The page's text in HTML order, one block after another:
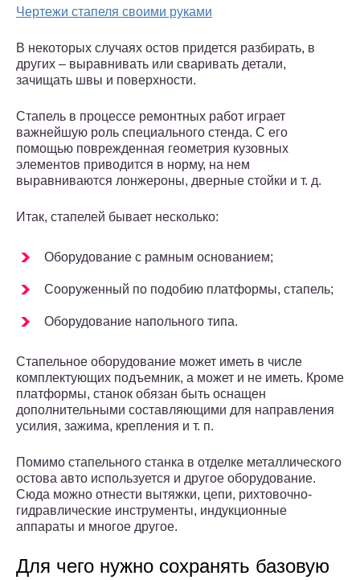
Чертежи стапеля своими руками
В некоторых случаях остов придется разбирать, в
других – выравнивать или сваривать детали,
зачищать швы и поверхности.
Стапель в процессе ремонтных работ играет
важнейшую роль специального стенда. С его
помощью поврежденная геометрия кузовных
элементов приводится в норму, на нем
выравниваются лонжероны, дверные стойки и т. д.
Итак, стапелей бывает несколько:
Оборудование с рамным основанием;
Сооруженный по подобию платформы, стапель;
Оборудование напольного типа.
Стапельное оборудование может иметь в числе
комплектующих подъемник, а может и не иметь. Кроме
платформы, станок обязан быть оснащен
дополнительными составляющими для направления
усилия, зажима, крепления и т. п.
Помимо стапельного станка в отделке металлического
остова авто используется и другое оборудование.
Сюда можно отнести вытяжки, цепи, рихтовочно-
гидравлические инструменты, индукционные
аппараты и многое другое.
Для чего нужно сохранять базовую